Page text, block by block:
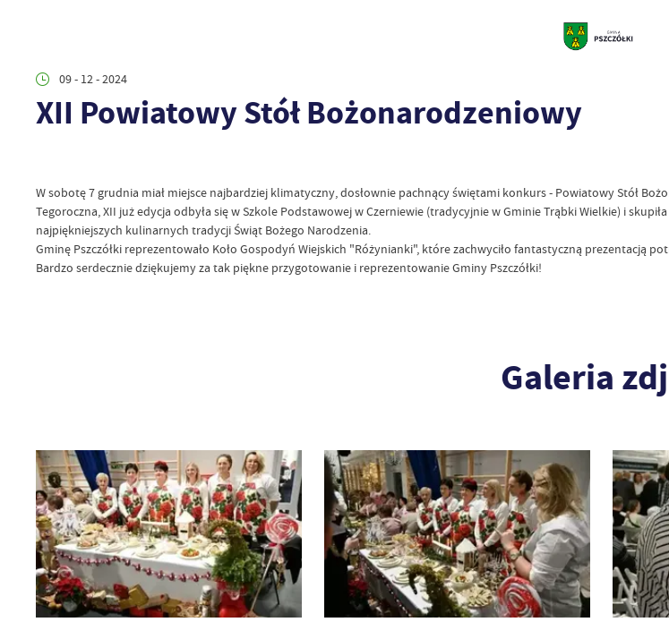
09 - 12 - 2024
XII Powiatowy Stół Bożonarodzeniowy
W sobotę 7 grudnia miał miejsce najbardziej klimatyczny, dosłownie pachnący świętami konkurs - Powiatowy Stół
Tegoroczna, XII już edycja odbyła się w Szkole Podstawowej w Czerniewie (tradycyjnie w Gminie Trąbki Wielkie) i
najpiękniejszych kulinarnych tradycji Świąt Bożego Narodzenia.
Gminę Pszczółki reprezentowało Koło Gospodyń Wiejskich "Różynianki", które zachwyciło fantastyczną prezentacją
Bardzo serdecznie dziękujemy za tak piękne przygotowanie i reprezentowanie Gminy Pszczółki!
Galeria